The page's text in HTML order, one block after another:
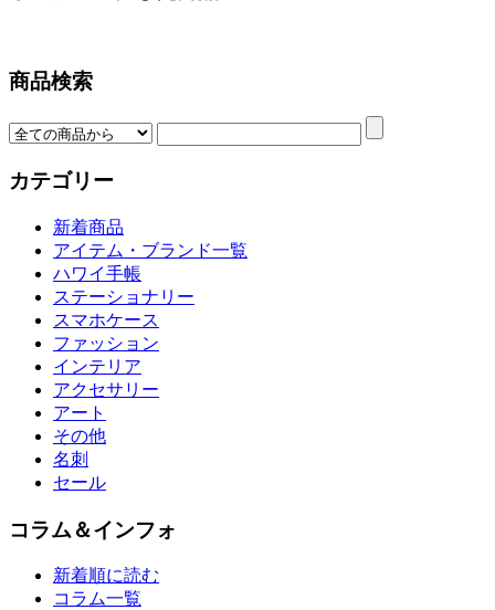
商品検索
カテゴリー
新着商品
アイテム・ブランド一覧
ハワイ手帳
ステーショナリー
スマホケース
ファッション
インテリア
アクセサリー
アート
その他
名刺
セール
コラム＆インフォ
新着順に読む
コラム一覧